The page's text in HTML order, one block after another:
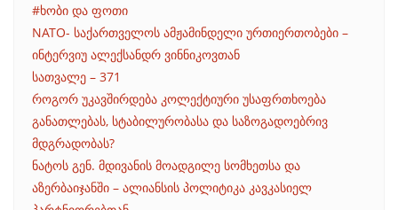
#ხობი და ფოთი
NATO- საქართველოს ამჟამინდელი ურთიერთობები –
ინტერვიუ ალექსანდრ ვინნიკოვთან
სათვალე – 371
როგორ უკავშირდება კოლექტიური უსაფრთხოება
განათლებას, სტაბილურობასა და საზოგადოებრივ
მდგრადობას?
ნატოს გენ. მდივანის მოადგილე სომხეთსა და
აზერბაიჯანში – ალიანსის პოლიტიკა კავკასიელ